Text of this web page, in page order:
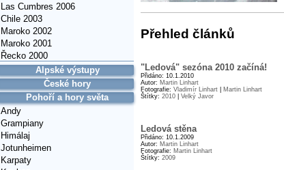
Las Cumbres 2006
Chile 2003
Maroko 2002
Maroko 2001
Řecko 2000
Alpské výstupy
České hory
Pohoří a hory světa
Andy
Grampiany
Himálaj
Jotunheimen
Karpaty
Přehled článků
"Ledová" sezóna 2010 začíná!
Přidáno: 10.1.2010
Autor: Martin Linhart
Fotografie: Vladimír Linhart
Martin Linhart
Štítky: 2010 Velký Javor
Ledová stěna
Přidáno: 10.1.2009
Autor: Martin Linhart
Fotografie: Martin Linhart
Štítky: 2009